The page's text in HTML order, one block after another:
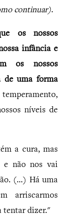
continuar).
os nossos
infância e
os nossos
de uma forma
temperamento,
níveis de
a cura, mas
e não nos vai
(...) Há uma
arriscarmos
tentar dizer."